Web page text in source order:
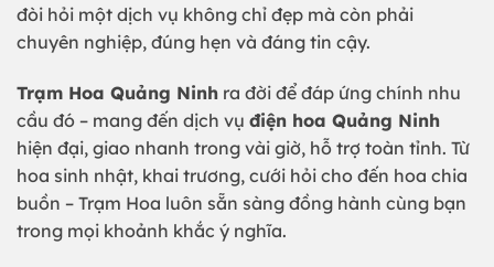
đòi hỏi một dịch vụ không chỉ đẹp mà còn phải
chuyên nghiệp, đúng hẹn và đáng tin cậy.
Trạm Hoa Quảng Ninh ra đời để đáp ứng chính nhu
cầu đó – mang đến dịch vụ điện hoa Quảng Ninh
hiện đại, giao nhanh trong vài giờ, hỗ trợ toàn tỉnh. Từ
hoa sinh nhật, khai trương, cưới hỏi cho đến hoa chia
buồn – Trạm Hoa luôn sẵn sàng đồng hành cùng bạn
trong mọi khoảnh khắc ý nghĩa.